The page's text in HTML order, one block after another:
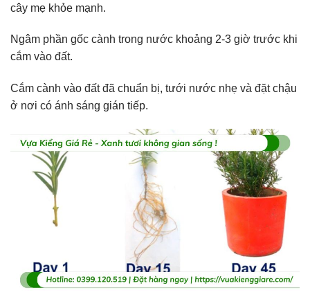
cây mẹ khỏe mạnh.
Ngâm phần gốc cành trong nước khoảng 2-3 giờ trước khi
cắm vào đất.
Cắm cành vào đất đã chuẩn bị, tưới nước nhẹ và đặt chậu
ở nơi có ánh sáng gián tiếp.